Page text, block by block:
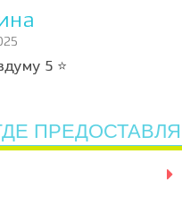
5 ⭐️